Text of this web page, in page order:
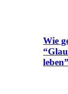
Wie
leben”